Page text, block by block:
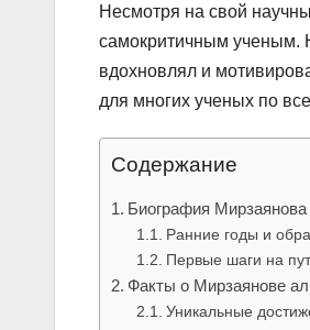
Несмотря на свой
самокритичным ученым.
вдохновлял и
для многих ученых по
Содержание
Биография
Ранние годы и
Первые шаги на
Факты о Мирзаянове
Уникальные